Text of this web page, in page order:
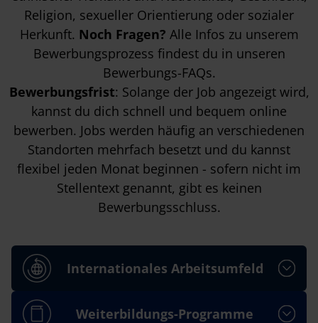
Religion, sexueller Orientierung oder sozialer
Herkunft. Noch Fragen? Alle Infos zu unserem
Bewerbungsprozess findest du in unseren
Bewerbungs-FAQs.
Bewerbungsfrist: Solange der Job angezeigt wird,
kannst du dich schnell und bequem online
bewerben. Jobs werden häufig an verschiedenen
Standorten mehrfach besetzt und du kannst
flexibel jeden Monat beginnen - sofern nicht im
Stellentext genannt, gibt es keinen
Bewerbungsschluss.
Internationales Arbeitsumfeld
Weiterbildungs-Programme